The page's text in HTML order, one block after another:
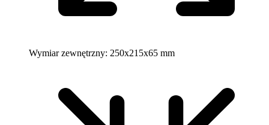
Wymiar zewnętrzny: 250x215x65 mm